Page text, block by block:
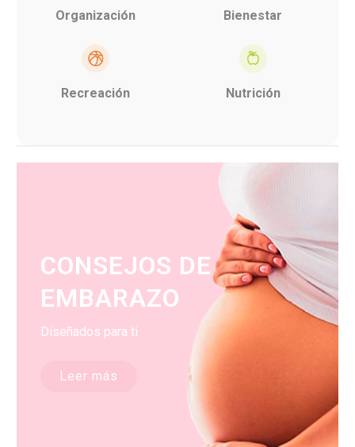
Organización Bienestar
Recreación Nutrición
CONSEJOS DE
EMBARAZO
Diseñados para ti
Leer más